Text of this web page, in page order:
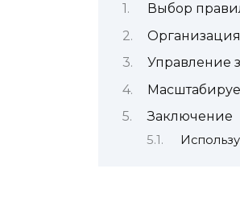
Выбор
Управление
Заключение